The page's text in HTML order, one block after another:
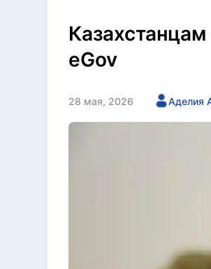
eGov
28 мая, 2026 Аделия